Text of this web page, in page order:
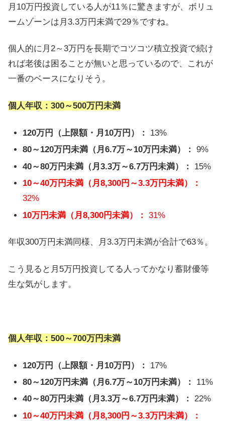
月10万円投資している人が11％に驚きますが、ボリュ
ームゾーンは月3.3万円未満で29％ですね。
個人的に月2～3万円を長期でコツコツ積立投資で続け
れば老後は困ることが無いと思っているので、これが
一番のベースになりそう。
個人年収：300～500万円未満
120万円（上限額・月10万円）：
13%
80～120万円未満（月6.7万～10万円未満）： 9%
40～80万円未満（月3.3万～6.7万円未満）：
15%
10～40万円未満（月8,300円～3.3万円未満）：
32%
10万円未満（月8,300円未満）： 31%
年収300万円未満同様、月3.3万円未満が合計で63％。
こう見ると月5万円投資してる人ってかなり蓄財優等
生な気がします。
個人年収：500～700万円未満
120万円（上限額・月10万円）：
17%
80～120万円未満（月6.7万～10万円未満）：
11%
40～80万円未満（月3.3万～6.7万円未満）： 22%
10～40万円未満（月8,300円～3.3万円未満）：